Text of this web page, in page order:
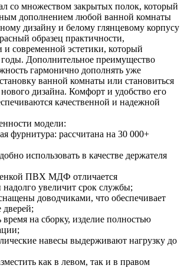
со множеством закрытых полок, который
дополнением любой ванной комнаты
дизайну и белому глянцевому корпусу
образец практичности,
и современной эстетики, который
Дополнительное преимущество
гармонично дополнять уже
ванной комнаты или становиться
дизайна. Комфорт и удобство его
качественной и надежной
модели:
фурнитура: рассчитана на 30 000+
использовать в качестве держателя
ПВХ МДФ отличается
надолго увеличит срок службы;
доводчиками, что обеспечивает
дверей;
на сборку, изделие полностью
навесы выдерживают нагрузку до
как в левом, так и в правом